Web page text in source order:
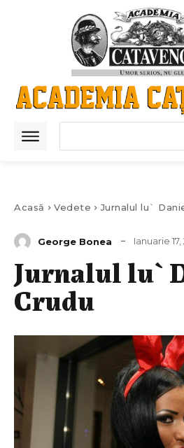
Acasă Vedete Jurnalul lu`
George Bonea Ianuarie 17,
Jurnalul lu`
Crudu